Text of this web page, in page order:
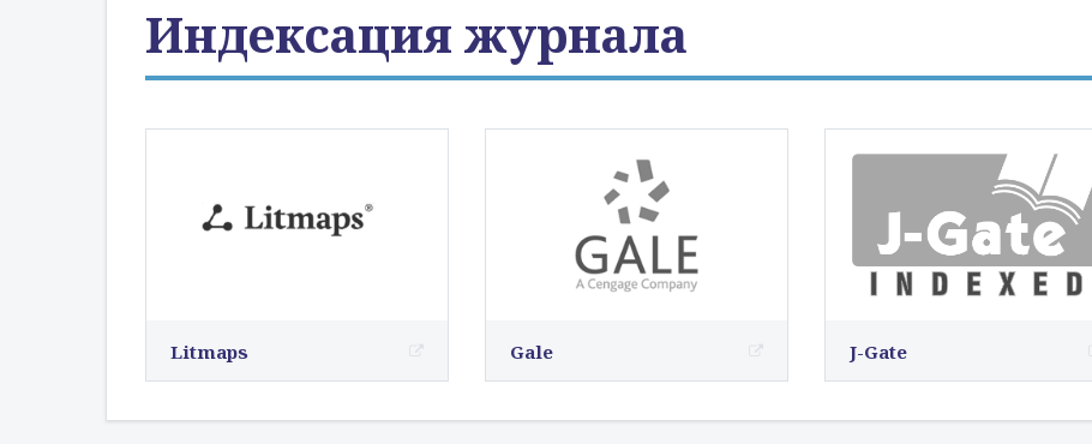
Индексация журнала
Litmaps Gale J-Gate